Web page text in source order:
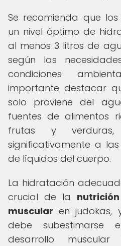
Se recomienda que
un nivel óptimo de
al menos 3 litros de
según las
condiciones
importante destacar
solo proviene del
fuentes de alimentos
frutas y verduras,
significativamente a
de líquidos del cuerpo.
La hidratación
crucial de la
muscular en judokas,
debe
desarrollo